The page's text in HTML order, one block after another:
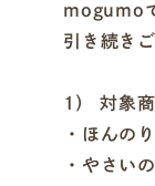
mogumo
引き続き
1） 対象
・ほんの
・やさい